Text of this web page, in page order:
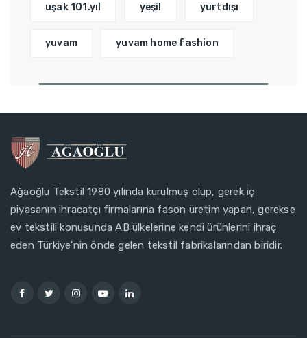
uşak 101.yıl yeşil yurtdışı
yuvam yuvam home fashion
Ağaoğlu Tekstil 1980 yılında kurulmuş olup, gerek iç
piyasanın ihracatçı firmalarına fason üretim yapan, gerekse
ev tekstili konusunda AB ülkelerine kendi ürünlerini ihraç
eden Türkiye'nin önde gelen tekstil fabrikalarından biridir.